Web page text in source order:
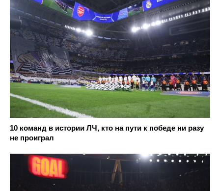
10 команд в истории ЛЧ, кто на пути к победе ни разу
не проиграл